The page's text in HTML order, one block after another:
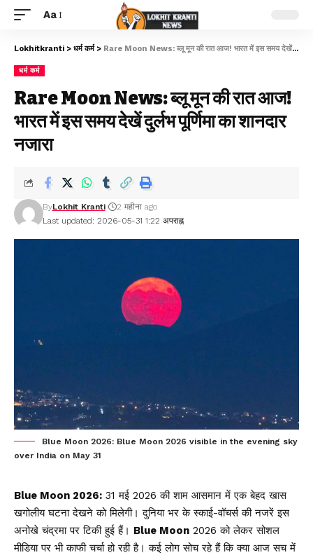
Aa
Lokhitkranti > धर्म कर्म> Rare Moon News: ब्लू मून की रात आज! भारत में इस समय देखें दुर्लभ पूर्णिमा का शानदार नजारा
धर्म कर्म
Rare Moon News: ब्लू मून की रात आज!
भारत में इस समय देखें दुर्लभ पूर्णिमा का शानदार
नजारा
Last updated: 2026-05-31 1:22 अपराह्न
ByLokhit Kranti 2 महीना ago
Blue Moon 2026: Blue Moon 2026 visible in the evening sky
over India on May 31
Blue Moon 2026: 31 मई 2026 की शाम आसमान में एक बेहद खास
खगोलीय घटना देखने को मिलेगी। दुनिया भर के स्काई-वॉचर्स की नजरें इस
अनोखे चंद्रमा पर टिकी हुई हैं। Blue Moon 2026 को लेकर सोशल
मीडिया पर भी काफी चर्चा हो रही है। कई लोग सोच रहे हैं कि क्या आज सच में